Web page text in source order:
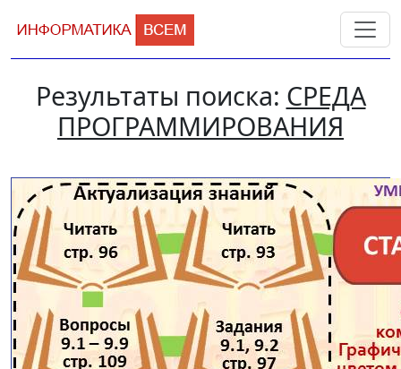
Результаты поиска: СРЕДА
ПРОГРАММИРОВАНИЯ